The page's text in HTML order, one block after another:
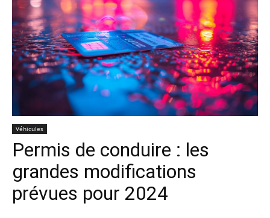
Véhicules
Permis de conduire : les
grandes modifications
prévues pour 2024